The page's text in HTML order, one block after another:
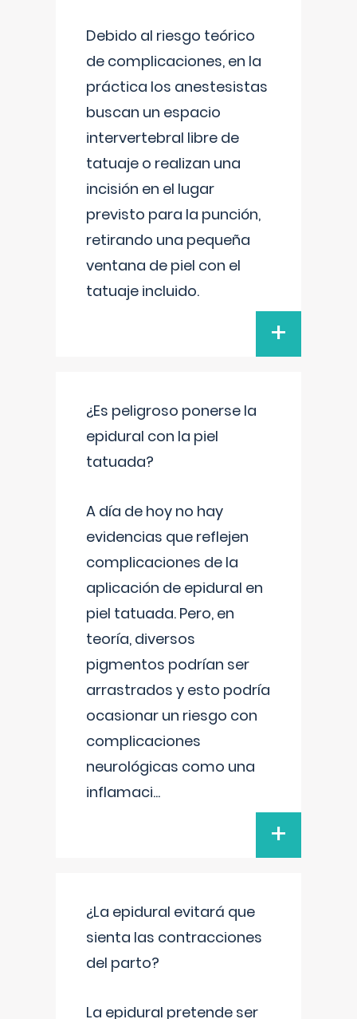
Debido al riesgo teórico
de complicaciones, en la
práctica los anestesistas
buscan un espacio
intervertebral libre de
tatuaje o realizan una
incisión en el lugar
previsto para la punción,
retirando una pequeña
ventana de piel con el
tatuaje incluido.
+
¿Es peligroso ponerse la
epidural con la piel
tatuada?
A día de hoy no hay
evidencias que reflejen
complicaciones de la
aplicación de epidural en
piel tatuada. Pero, en
teoría, diversos
pigmentos podrían ser
arrastrados y esto podría
ocasionar un riesgo con
complicaciones
neurológicas como una
inflamaci...
+
¿La epidural evitará que
sienta las contracciones
del parto?
La epidural pretende ser